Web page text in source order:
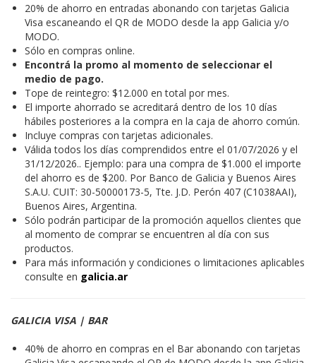
20% de ahorro en entradas abonando con tarjetas Galicia
Visa escaneando el QR de MODO desde la app Galicia y/o
MODO.
Sólo en compras online.
Encontrá la promo al momento de seleccionar el
medio de pago.
Tope de reintegro: $12.000 en total por mes.
El importe ahorrado se acreditará dentro de los 10 días
hábiles posteriores a la compra en la caja de ahorro común.
Incluye compras con tarjetas adicionales.
Válida todos los días comprendidos entre el 01/07/2026 y el
31/12/2026.. Ejemplo: para una compra de $1.000 el importe
del ahorro es de $200. Por Banco de Galicia y Buenos Aires
S.A.U. CUIT: 30-50000173-5, Tte. J.D. Perón 407 (C1038AAI),
Buenos Aires, Argentina.
Sólo podrán participar de la promoción aquellos clientes que
al momento de comprar se encuentren al día con sus
productos.
Para más información y condiciones o limitaciones aplicables
consulte en galicia.ar
GALICIA VISA | BAR
40% de ahorro en compras en el Bar abonando con tarjetas